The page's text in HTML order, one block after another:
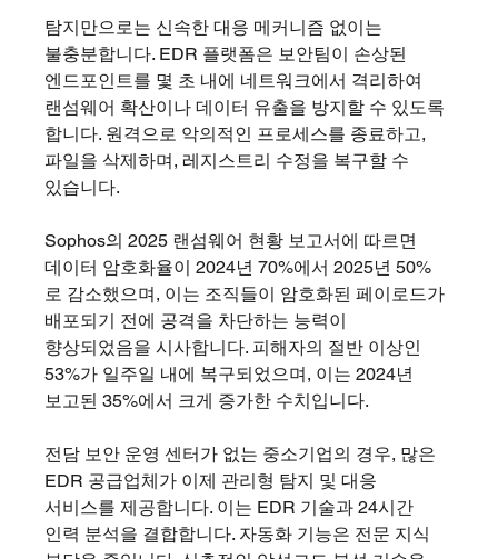
탐지만으로는 신속한 대응 메커니즘 없이는
불충분합니다. EDR 플랫폼은 보안팀이 손상된
엔드포인트를 몇 초 내에 네트워크에서 격리하여
랜섬웨어 확산이나 데이터 유출을 방지할 수 있도록
합니다. 원격으로 악의적인 프로세스를 종료하고,
파일을 삭제하며, 레지스트리 수정을 복구할 수
있습니다.
Sophos의 2025 랜섬웨어 현황 보고서에 따르면
데이터 암호화율이 2024년 70%에서 2025년 50%
로 감소했으며, 이는 조직들이 암호화된 페이로드가
배포되기 전에 공격을 차단하는 능력이
향상되었음을 시사합니다. 피해자의 절반 이상인
53%가 일주일 내에 복구되었으며, 이는 2024년
보고된 35%에서 크게 증가한 수치입니다.
전담 보안 운영 센터가 없는 중소기업의 경우, 많은
EDR 공급업체가 이제 관리형 탐지 및 대응
서비스를 제공합니다. 이는 EDR 기술과 24시간
인력 분석을 결합합니다. 자동화 기능은 전문 지식